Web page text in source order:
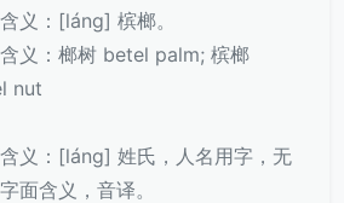
义：[láng] 槟榔。
义：榔树 betel palm; 槟榔
nut
义：[láng] 姓氏，人名用字，无
面含义，音译。